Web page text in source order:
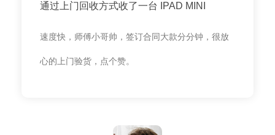
通过上门回收方式收了一台 IPAD MINI
速度快，师傅小哥帅，签订合同大款分分钟，很放
心的上门验货，点个赞。